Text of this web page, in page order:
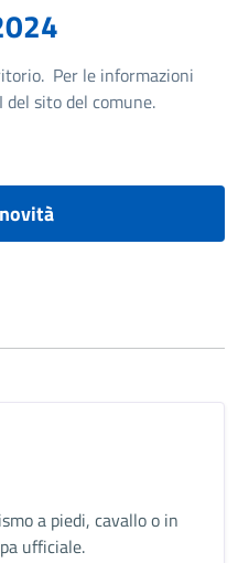
Per le informazioni
del sito del comune.
a piedi, cavallo o in
ufficiale.